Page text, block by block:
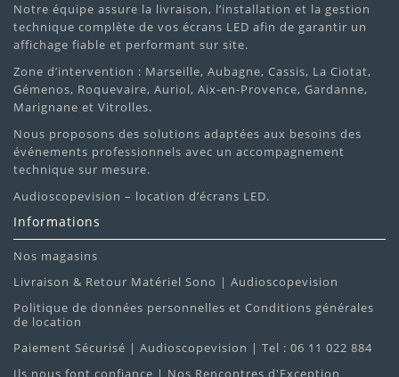
Notre équipe assure la livraison, l’installation et la gestion
technique complète de vos écrans LED afin de garantir un
affichage fiable et performant sur site.
Zone d’intervention : Marseille, Aubagne, Cassis, La Ciotat,
Gémenos, Roquevaire, Auriol, Aix-en-Provence, Gardanne,
Marignane et Vitrolles.
Nous proposons des solutions adaptées aux besoins des
événements professionnels avec un accompagnement
technique sur mesure.
Audioscopevision – location d’écrans LED.
Informations
Nos magasins
Livraison & Retour Matériel Sono | Audioscopevision
Politique de données personnelles et Conditions générales
de location
Paiement Sécurisé | Audioscopevision | Tel : 06 11 022 884